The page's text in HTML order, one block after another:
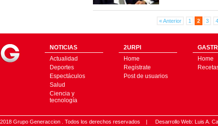
« Anterior 1 2 3 4
NOTICIAS
Actualidad
Deportes
Espectáculos
Salud
Ciencia y
tecnología
2URPI
Home
Regístrate
Post de usuarios
Home
2018 Grupo Generaccion . Todos los derechos reservados | Desarrollo Web: Luis